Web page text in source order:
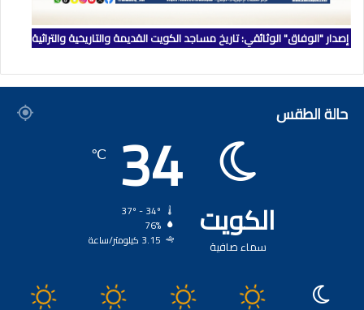
إصدار "الوفاق" الوثائقي: تاريخ مساجد الكويت القديمة والتاريخية والتراثية
حالة الطقس
الكويت
سماء صافية
34
℃
76%
3.15 كيلومتر/ساعة